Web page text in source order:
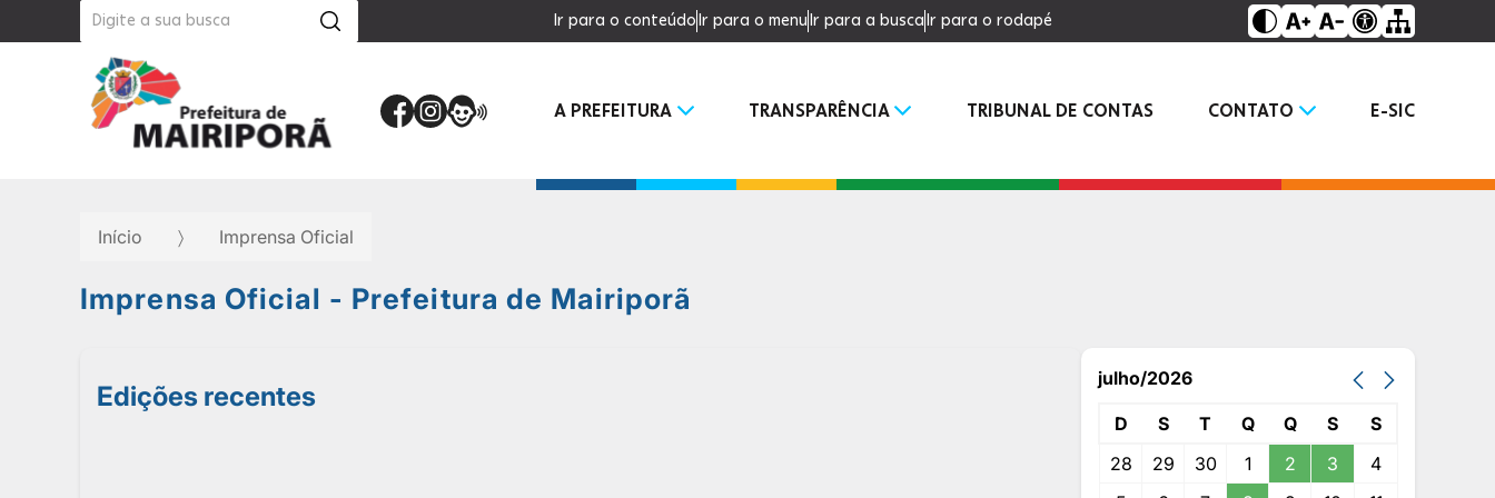
Ir para o conteúdoIr para o menuIr para a buscaIr para o rodapé
A PREFEITURA TRANSPARÊNCIA TRIBUNAL DE CONTAS CONTATO E-SIC
Início Imprensa Oficial
Imprensa Oficial - Prefeitura de Mairiporã
Edições recentes
julho/2026
D S T Q Q S
S
28
29 30 1 2 3
4